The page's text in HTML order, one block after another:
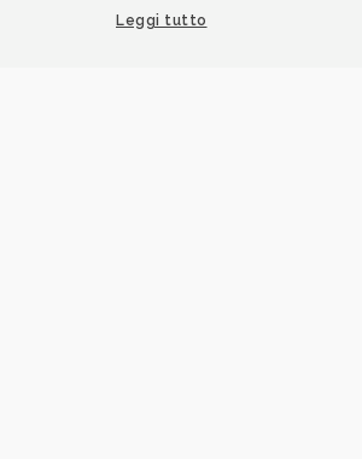
1988
Nicola Costanzo,
Leggi tutto